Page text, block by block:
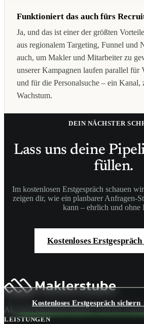
Funktioniert das auch fürs
Ja, und das ist einer der größten
aus regionalem Targeting, Funnel und
auch, um Makler und Mitarbeiter zu
unserer Kampagnen laufen parallel für
und für die Personalsuche – ein
Wachstum.
DEIN NÄCHSTER
Lass uns deine
füllen.
Im kostenlosen Erstgespräch schauen
zeigen dir, wie ein planbarer Anfragen-
kann – ehrlich und ohne
Kostenloses
Kostenloses Erstgespräch sichern
Aus dem Immobilienmakler wird ein
LEISTUNGEN